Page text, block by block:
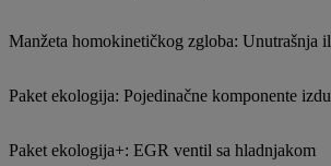
Manžeta homokinetičkog zgloba: Unutrašnja
Paket ekologija: Pojedinačne komponente
Paket ekologija+: EGR ventil sa hladnjakom